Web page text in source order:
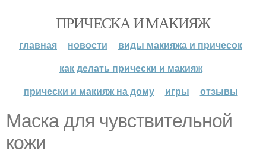
ПРИЧЕСКА И МАКИЯЖ
главная новости
виды макияжа и причесок
как делать прически и макияж
прически и макияж на дому
игры отзывы
Маска для чувствительной
кожи